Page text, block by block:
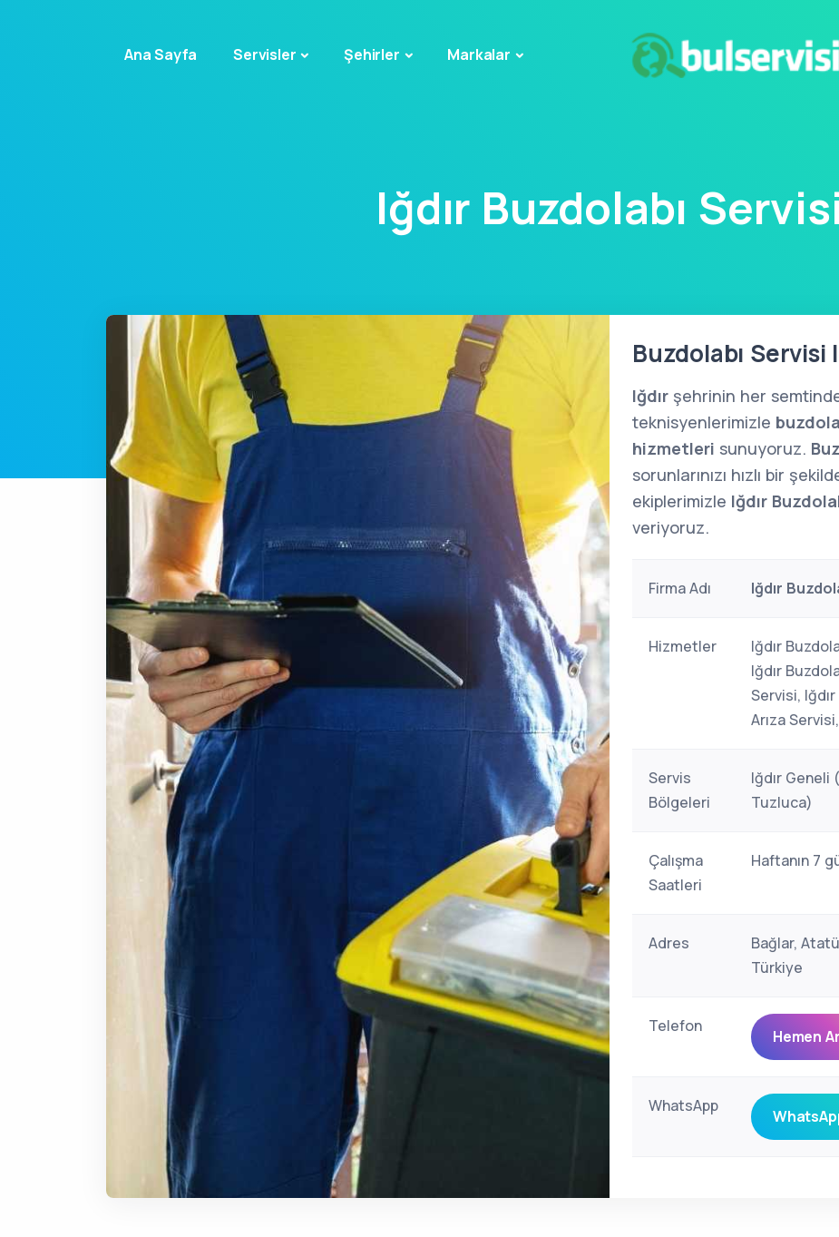
Ana Sayfa Servisler Şehirler Markalar
Iğdır Buzdolabı
Buzdolabı Servisi
Iğdır şehrinin her
teknisyenlerimizle
hizmetleri sunuyoruz.
sorunlarınızı hızlı bir
ekiplerimizle Iğdır
veriyoruz.
Firma Adı Iğdır
Hizmetler
Iğdır
Iğdır
Servisi, Iğdır
Arıza
Servis
Bölgeleri
Iğdır Geneli
Tuzluca)
Çalışma
Saatleri
Haftanın 7
Adres
Bağlar,
Türkiye
Telefon
Hemen
WhatsApp